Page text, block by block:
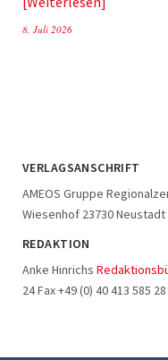
8. Juli 2026
VERLAGSANSCHRIFT
AMEOS Gruppe
Wiesenhof 23730
REDAKTION
Anke Hinrichs
24 Fax +49 (0) 40 413 585 28